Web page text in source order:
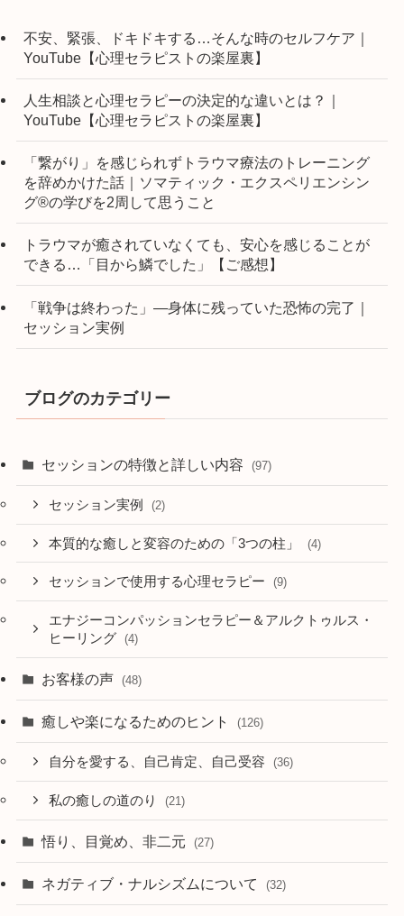
不安、緊張、ドキドキする…そんな時のセルフケア｜
YouTube【心理セラピストの楽屋裏】
人生相談と心理セラピーの決定的な違いとは？｜
YouTube【心理セラピストの楽屋裏】
「繋がり」を感じられずトラウマ療法のトレーニング
を辞めかけた話｜ソマティック・エクスペリエンシン
グ®の学びを2周して思うこと
トラウマが癒されていなくても、安心を感じることが
できる…「目から鱗でした」【ご感想】
「戦争は終わった」―身体に残っていた恐怖の完了｜
セッション実例
ブログのカテゴリー
セッションの特徴と詳しい内容 (97)
セッション実例 (2)
本質的な癒しと変容のための「3つの柱」 (4)
セッションで使用する心理セラピー (9)
エナジーコンパッションセラピー＆アルクトゥルス・
ヒーリング
(4)
お客様の声 (48)
癒しや楽になるためのヒント (126)
自分を愛する、自己肯定、自己受容 (36)
私の癒しの道のり (21)
悟り、目覚め、非二元 (27)
ネガティブ・ナルシズムについて (32)